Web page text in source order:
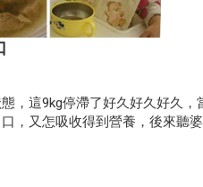
，這9kg停滯了好久好久好久，
，又怎吸收得到營養，後來聽